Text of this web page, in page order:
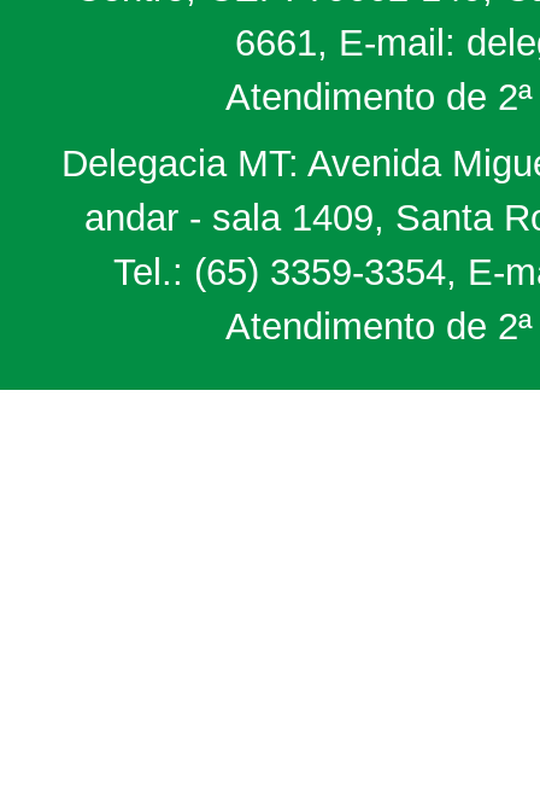
6661, E-mail:
Atendimento de
Delegacia MT: Avenida
andar - sala 1409, Santa
Tel.: (65) 3359-3354, E-
Atendimento de